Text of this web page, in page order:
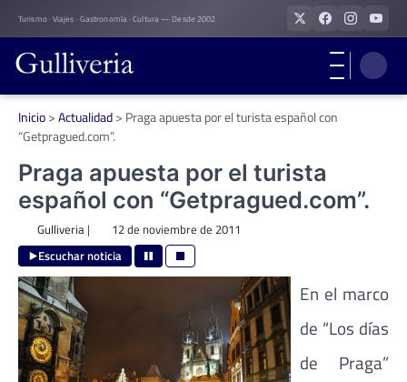
Skip
to
content
Turismo · Viajes · Gastronomía · Cultura — Desde 2002
Inicio>Actualidad> Praga apuesta por el turista español con
“Getpragued.com”.
Praga apuesta por el turista
español con “Getpragued.com”.
Gulliveria| 12 de noviembre de 2011
Escuchar noticia
En el marco
de “Los días
de Praga”